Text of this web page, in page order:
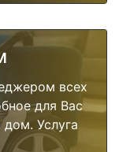
всех
для Вас
Услуга